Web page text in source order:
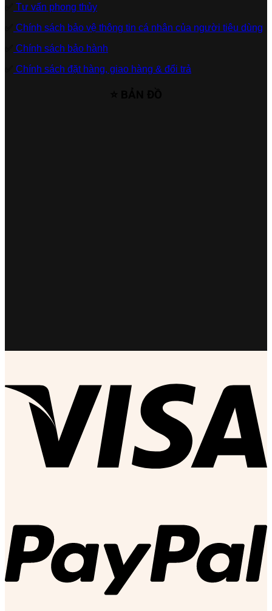
Tư vấn phong thủy
Chính sách bảo vệ thông tin cá nhân của người tiêu dùng
Chính sách bảo hành
Chính sách đặt hàng, giao hàng & đổi trả